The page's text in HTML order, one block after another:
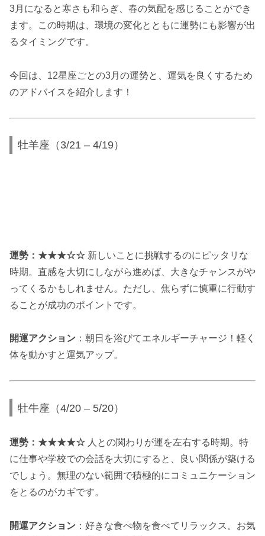
3月になると寒さも和らぎ、春の気配を感じることができ
ます。この時期は、環境の変化とともに運勢にも影響が出
るタイミングです。
今回は、12星座ごとの3月の運勢と、運気を良くするため
のアドバイスを紹介します！
牡羊座（3/21 – 4/19）
運勢：★★★☆☆ 新しいことに挑戦するのにピッタリな
時期。直感を大切にしながら進めば、大きなチャンスがや
ってくるかもしれません。ただし、焦らずに慎重に行動す
ることが成功のポイントです。
開運アクション ：朝日を浴びてエネルギーチャージ！軽く
体を動かすと運気アップ。
牡牛座（4/20 – 5/20）
運勢：★★★★☆ 人との関わりが運を左右する時期。特
に仕事や学校での会話を大切にすると、良い関係が築ける
でしょう。無理のない範囲で積極的にコミュニケーション
をとるのがカギです。
開運アクション ：好きな食べ物を食べてリラックス。お気